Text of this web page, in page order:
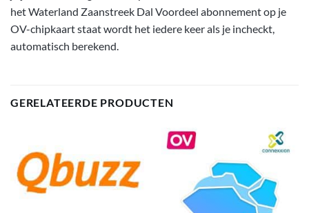
het Waterland Zaanstreek Dal Voordeel abonnement op je
OV-chipkaart staat wordt het iedere keer als je incheckt,
automatisch berekend.
GERELATEERDE PRODUCTEN